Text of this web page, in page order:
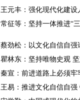
王元丰：强化现代化建设
常征等：坚持一体推进“
蔡劲松：以文化自信自
瞿林东：坚持唯物史观
秦宣：前进道路上必须牢
王易：推进文化自信自